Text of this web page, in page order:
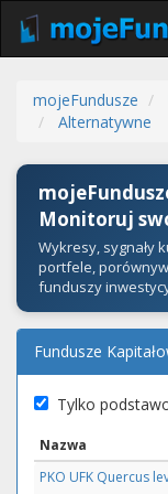
mojeFundusze
Alternatywne
Monitoruj
Wykresy, sygnały
portfele,
funduszy
Fundusze
Tylko
Nazwa
PKO UFK Quercus